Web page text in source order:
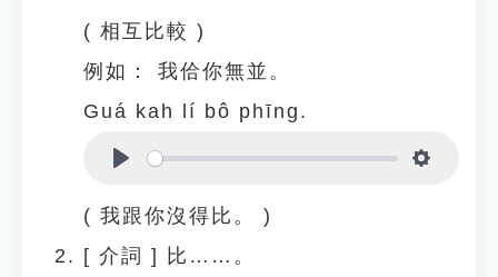
( 相互比較 )
例如：
我佮你無並。
Guá kah lí bô phīng.
( 我跟你沒得比。 )
[ 介詞 ]
比……。